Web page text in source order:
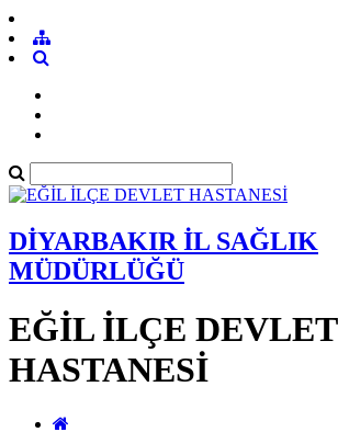
DİYARBAKIR İL SAĞLIK
MÜDÜRLÜĞÜ
EĞİL İLÇE DEVLET
HASTANESİ